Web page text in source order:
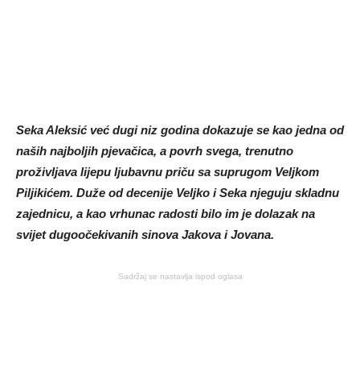
Seka Aleksić već dugi niz godina dokazuje se kao jedna od
naših najboljih pjevačica, a povrh svega, trenutno
proživljava lijepu ljubavnu priču sa suprugom Veljkom
Piljikićem. Duže od decenije Veljko i Seka njeguju skladnu
zajednicu, a kao vrhunac radosti bilo im je dolazak na
svijet dugoočekivanih sinova Jakova i Jovana.
Sadržaj se nastavlja ispod oglasa